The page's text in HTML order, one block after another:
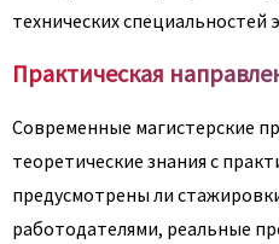
технических специальностей
Практическая
Современные магистерские
теоретические знания с
предусмотрены ли
работодателями, реальные